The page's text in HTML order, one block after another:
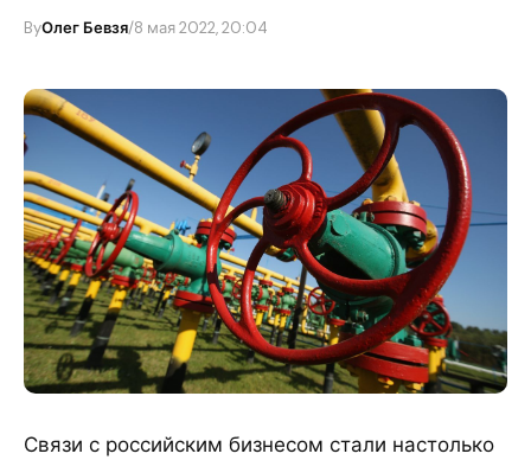
ByОлег Бевзя/8 мая 2022, 20:04
Связи с российским бизнесом стали настолько